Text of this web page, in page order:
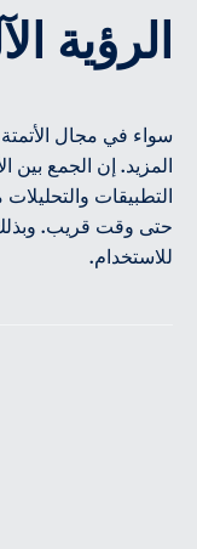
الرؤية
سواء في مجال
المزيد. إن الجمع بين
التطبيقات
حتى وقت قريب. وبذلك
للاستخدام.